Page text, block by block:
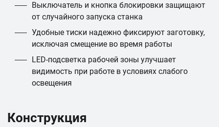
Выключатель и кнопка блокировки защищают
от случайного запуска станка
Удобные тиски надежно фиксируют заготовку,
исключая смещение во время работы
LED-подсветка рабочей зоны улучшает
видимость при работе в условиях слабого
освещения
Конструкция